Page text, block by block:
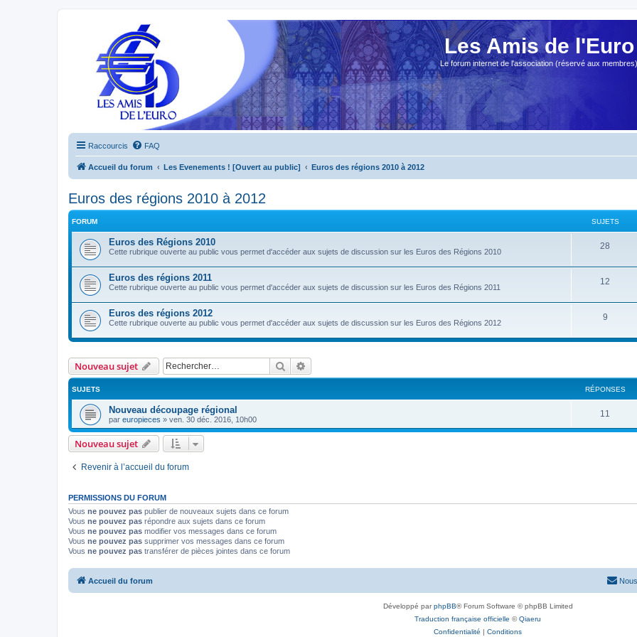
Les Amis de l'Euro
Le forum internet de l'association (réservé aux membres)
Raccourcis FAQ
Accueil du forum Les Evenements ! [Ouvert au public] Euros des régions 2010 à 2012
Euros des régions 2010 à 2012
FORUM SUJETS
Euros des Régions 2010
Cette rubrique ouverte au public vous permet d'accéder aux sujets de discussion sur les Euros des Régions 2010
28
Euros des régions 2011
Cette rubrique ouverte au public vous permet d'accéder aux sujets de discussion sur les Euros des Régions 2011
12
Euros des régions 2012
Cette rubrique ouverte au public vous permet d'accéder aux sujets de discussion sur les Euros des Régions 2012
9
Nouveau sujet Rechercher
SUJETS RÉPONSES
Nouveau découpage régional
par europieces » ven. 30 déc. 2016, 10h00
11
Nouveau sujet
Revenir à l’accueil du forum
PERMISSIONS DU FORUM
Vous ne pouvez pas publier de nouveaux sujets dans ce forum
Vous ne pouvez pas répondre aux sujets dans ce forum
Vous ne pouvez pas modifier vos messages dans ce forum
Vous ne pouvez pas supprimer vos messages dans ce forum
Vous ne pouvez pas transférer de pièces jointes dans ce forum
Accueil du forum
Développé parphpBB® Forum Software © phpBB Limited
Traduction française officielle ©Qiaeru
Confidentialité | Conditions